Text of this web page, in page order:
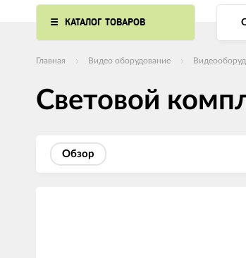
КАТАЛОГ ТОВАРОВ
Главная Видео оборудование
Световой
Обзор